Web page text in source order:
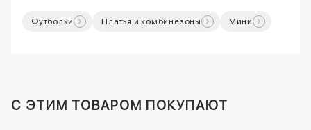
Футболки Платья и комбинезоны Мини
C ЭТИМ ТОВАРОМ ПОКУПАЮТ